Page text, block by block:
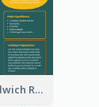
Chicken Sandwich Recipe Card